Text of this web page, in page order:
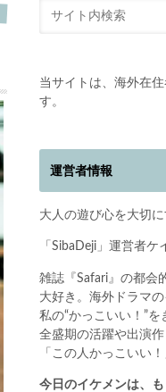
当サイトは、海外在
す。
運営者情報
大人の遊び心を大切に
「SibaDeji」運営者ケ
雑誌『Safari』の都会
大好き。海外ドラマ
私の“かっこいい！”を
全盛期の活躍や出演
「この人かっこいい
今日のイケメンは、